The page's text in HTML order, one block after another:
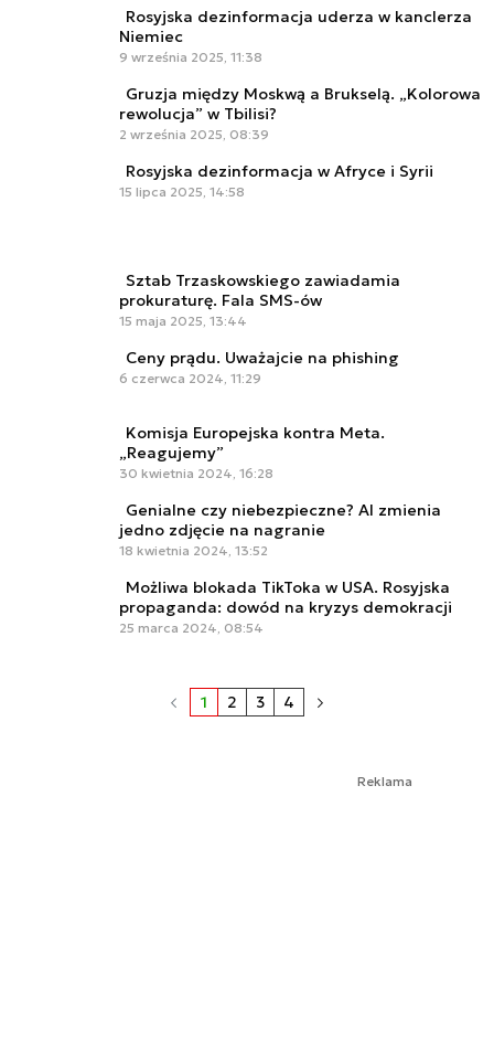
Rosyjska dezinformacja uderza w kanclerza
Niemiec
9 września 2025, 11:38
Gruzja między Moskwą a Brukselą. „Kolorowa
rewolucja” w Tbilisi?
2 września 2025, 08:39
Rosyjska dezinformacja w Afryce i Syrii
15 lipca 2025, 14:58
Sztab Trzaskowskiego zawiadamia
prokuraturę. Fala SMS-ów
15 maja 2025, 13:44
Ceny prądu. Uważajcie na phishing
6 czerwca 2024, 11:29
Komisja Europejska kontra Meta.
„Reagujemy”
30 kwietnia 2024, 16:28
Genialne czy niebezpieczne? AI zmienia
jedno zdjęcie na nagranie
18 kwietnia 2024, 13:52
Możliwa blokada TikToka w USA. Rosyjska
propaganda: dowód na kryzys demokracji
25 marca 2024, 08:54
1 2 3 4
Reklama